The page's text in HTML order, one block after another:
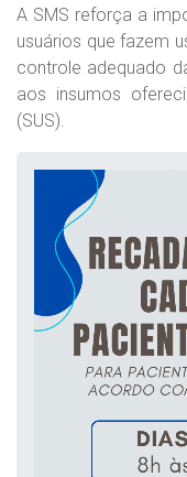
A SMS reforça a
usuários que fazem
controle adequado
aos insumos
(SUS).